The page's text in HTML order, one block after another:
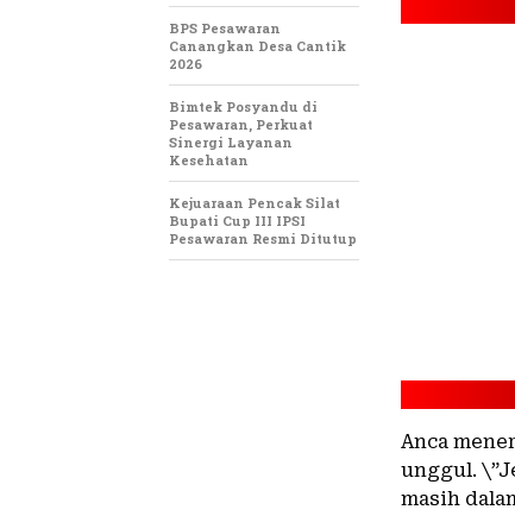
Anca
unggul.
masih
BPS Pesawaran
Canangkan Desa Cantik
2026
Bimtek Posyandu di
Pesawaran, Perkuat
Sinergi Layanan
Kesehatan
Kejuaraan Pencak Silat
Bupati Cup III IPSI
Pesawaran Resmi Ditutup